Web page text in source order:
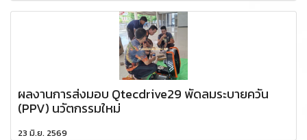
ผลงานการส่งมอบ Qtecdrive29 พัดลมระบายควัน
(PPV) นวัตกรรมใหม่
23 มิ.ย. 2569